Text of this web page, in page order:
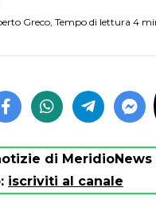
Greco, Tempo di lettura 4
di MeridioNews
iscriviti al canale